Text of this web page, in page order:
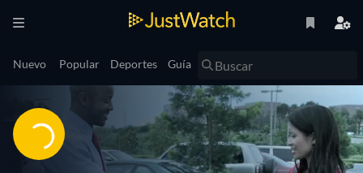
Nuevo Popular Deportes Guía